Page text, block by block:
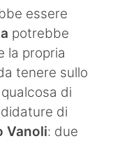
essere
potrebbe
la propria
tenere sullo
di
di
Vanoli: due